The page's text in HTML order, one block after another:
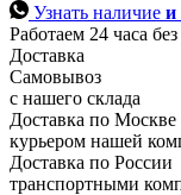
Узнать наличие и
Работаем 24 часа
Доставка
Самовывоз
с нашего склада
Доставка по Москве
курьером нашей
Доставка по России
транспортными